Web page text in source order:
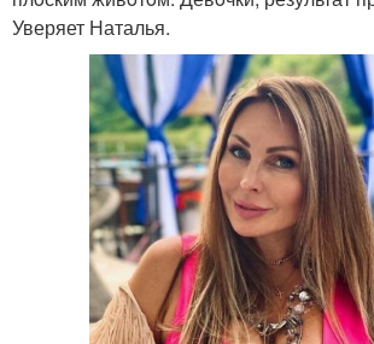
Уверяет Наталья.